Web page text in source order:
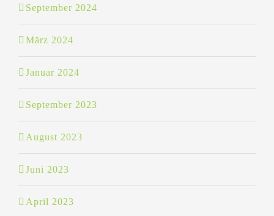
September 2024
März 2024
Januar 2024
September 2023
August 2023
Juni 2023
April 2023